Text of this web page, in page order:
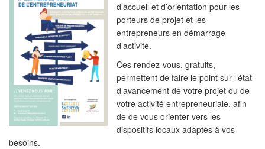
d’accueil et d’orientation pour les
porteurs de projet et les
entrepreneurs en démarrage
d’activité.
Ces rendez-vous, gratuits,
permettent de faire le point sur l’état
d’avancement de votre projet ou de
votre activité entrepreneuriale, afin
de de vous orienter vers les
dispositifs locaux adaptés à vos
besoins.